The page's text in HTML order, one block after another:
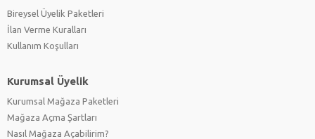
Bireysel Üyelik Paketleri
İlan Verme Kuralları
Kullanım Koşulları
Kurumsal Üyelik
Kurumsal Mağaza Paketleri
Mağaza Açma Şartları
Nasıl Mağaza Açabilirim?